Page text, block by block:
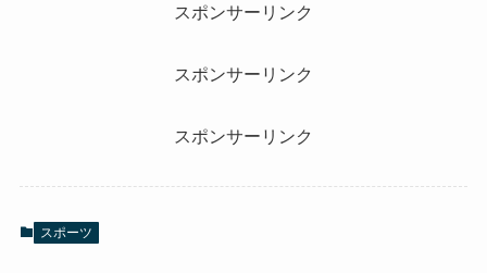
スポンサーリンク
スポンサーリンク
スポンサーリンク
スポーツ